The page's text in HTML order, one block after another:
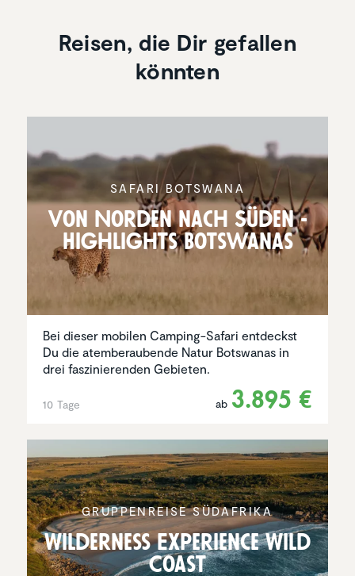
Reisen, die Dir gefallen
könnten
SAFARI BOTSWANA
Von Norden nach Süden -
Highlights Botswanas
Bei dieser mobilen Camping-Safari entdeckst
Du die atemberaubende Natur Botswanas in
drei faszinierenden Gebieten.
10 Tage ab 3.895 €
GRUPPEN­REISE SÜDAFRIKA
Wilder­ness Experi­ence Wild
Coast